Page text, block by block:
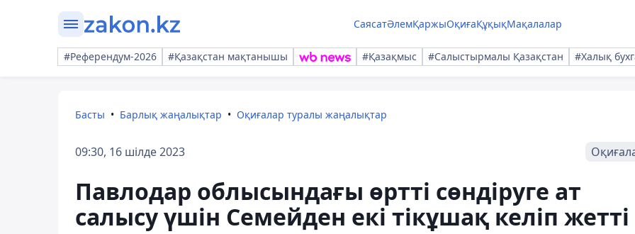
СаясатӘлемҚаржыОқиғаҚұқықМақалалар
#Референдум-2026 #Қазақстан мақтанышы #Қазақмыс #Салыстырмалы Қазақстан #Халық
Басты Барлық жаңалықтар Оқиғалар туралы жаңалықтар
09:30, 16 шілде 2023
Павлодар облысындағы өртті сөндіруге ат
салысу үшін Семейден екі тікұшақ келіп жетті